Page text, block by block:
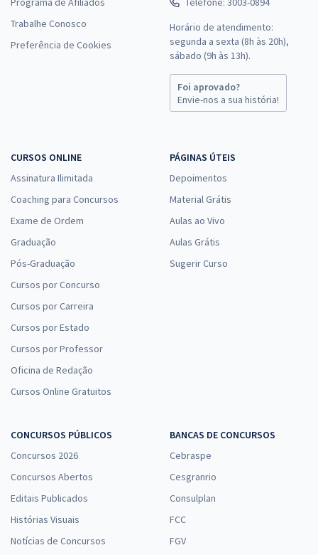
Trabalhe Conosco
Preferência de Cookies
Horário de atendimento:
segunda a sexta (8h às 20h),
sábado (9h às 13h).
Foi aprovado?
Envie-nos a sua história!
CURSOS ONLINE
Assinatura Ilimitada
Coaching para Concursos
Exame de Ordem
Graduação
Pós-Graduação
Cursos por Concurso
Cursos por Carreira
Cursos por Estado
Cursos por Professor
Oficina de Redação
Cursos Online Gratuitos
PÁGINAS ÚTEIS
Depoimentos
Material Grátis
Aulas ao Vivo
Aulas Grátis
Sugerir Curso
CONCURSOS PÚBLICOS
Concursos 2026
Concursos Abertos
Editais Publicados
Histórias Visuais
Notícias de Concursos
BANCAS DE CONCURSOS
Cebraspe
Cesgranrio
Consulplan
FCC
FGV